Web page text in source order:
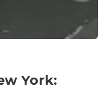
York: